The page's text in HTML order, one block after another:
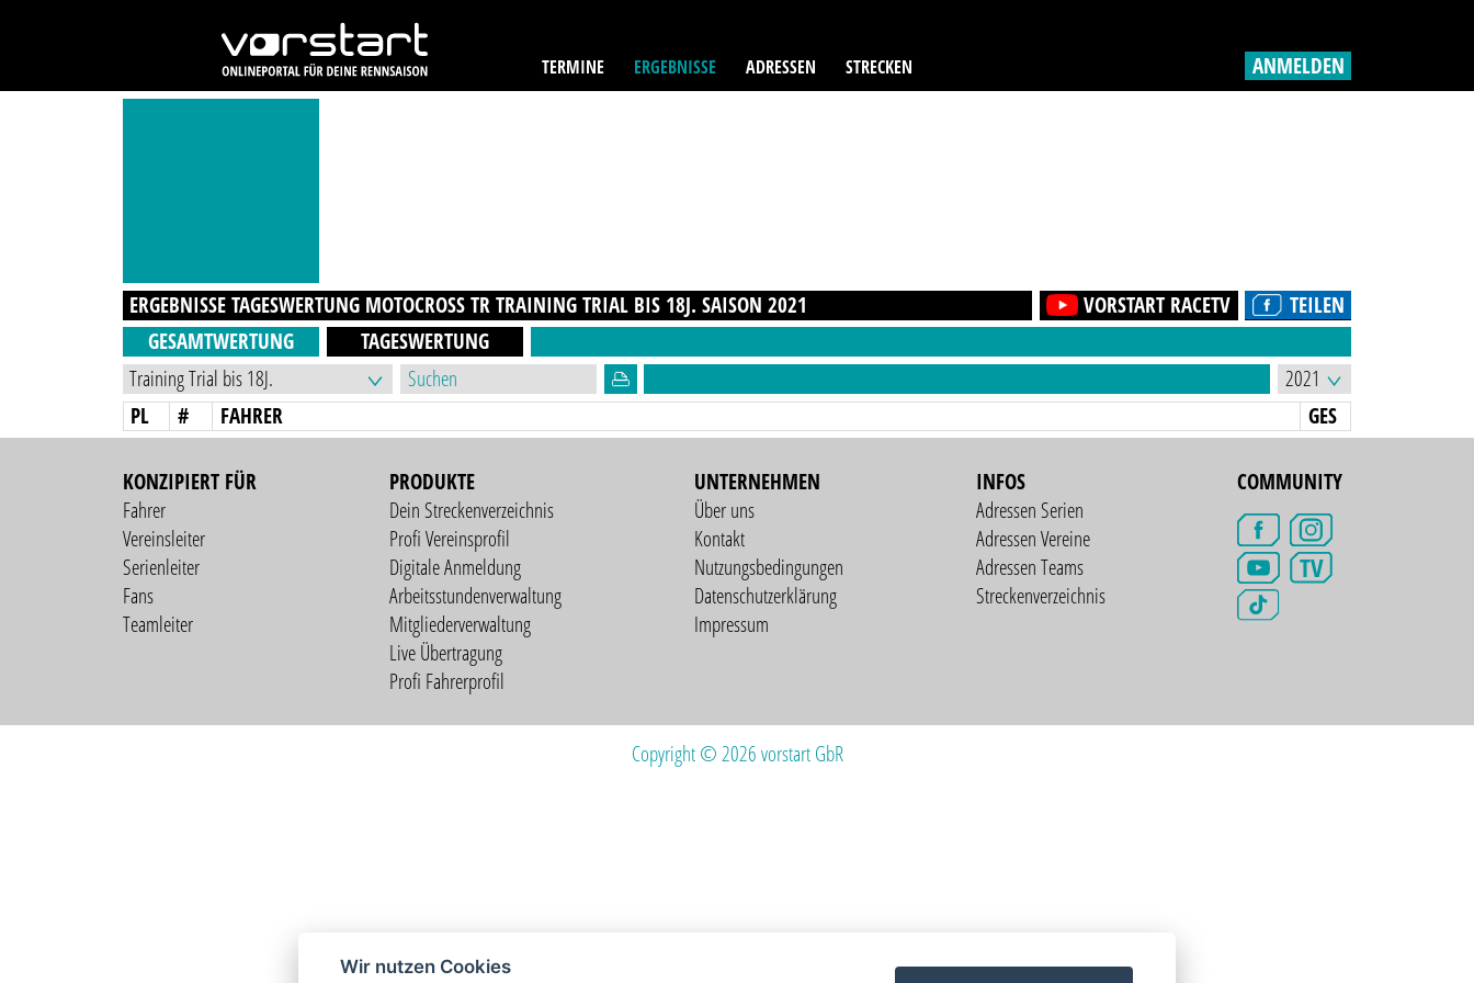
TERMINE ERGEBNISSE ADRESSEN STRECKEN ANMELDEN
ERGEBNISSE TAGESWERTUNG MOTOCROSS TR TRAINING TRIAL BIS 18J.SAISON2021 TEILEN
VORSTART RACETV
GESAMTWERTUNG
TAGESWERTUNG
PL # FAHRER GES
KONZIPIERT FÜR
Fahrer
Vereinsleiter
Serienleiter
Fans
Teamleiter
PRODUKTE
Dein Streckenverzeichnis
Profi Vereinsprofil
Digitale Anmeldung
Arbeitsstundenverwaltung
Mitgliederverwaltung
Live Übertragung
Profi Fahrerprofil
UNTERNEHMEN
Über uns
Kontakt
Nutzungsbedingungen
Datenschutzerklärung
Impressum
INFOS
Adressen Serien
Adressen Vereine
Adressen Teams
Streckenverzeichnis
COMMUNITY
TV
Copyright © 2026 vorstart GbR
Wir nutzen Cookies